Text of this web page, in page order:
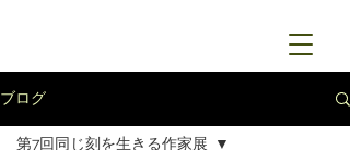
ブログ
第7回同じ刻を生きる作家展